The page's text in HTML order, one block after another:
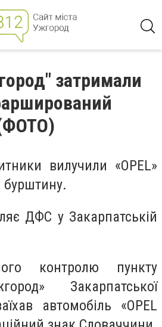
затримали
вилучили «OPEL»
бурштину.
ДФС у Закарпатській
контролю пункту
Закарпатської
автомобіль «OPEL